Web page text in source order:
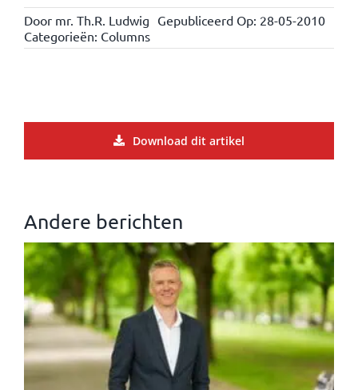
Door mr. Th.R. Ludwig Gepubliceerd Op: 28-05-2010
Categorieën: Columns
Download dit artikel
Andere berichten